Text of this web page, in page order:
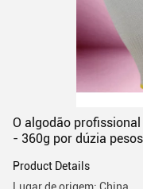
O algodão
- 360g por dúzia pesos
Product Details